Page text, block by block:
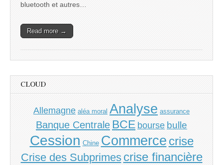
bluetooth et autres…
Read more →
CLOUD
Allemagne aléa moral Analyse assurance
Banque Centrale BCE bourse bulle
Cession Chine Commerce crise
Crise des Subprimes crise financière